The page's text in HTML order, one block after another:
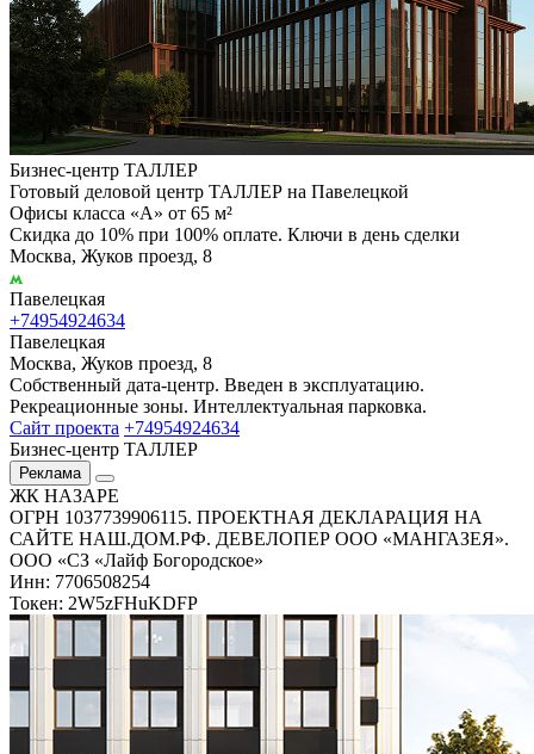
Бизнес-центр ТАЛЛЕР
Готовый деловой центр ТАЛЛЕР на Павелецкой
Офисы класса «А» от 65 м²
Скидка до 10% при 100% оплате. Ключи в день сделки
Москва, Жуков проезд, 8
Павелецкая
+74954924634
Павелецкая
Москва, Жуков проезд, 8
Собственный дата-центр. Введен в эксплуатацию.
Рекреационные зоны. Интеллектуальная парковка.
Сайт проекта +74954924634
Бизнес-центр ТАЛЛЕР
Реклама
ЖК НАЗАРЕ
ОГРН 1037739906115. ПРОЕКТНАЯ ДЕКЛАРАЦИЯ НА
САЙТЕ НАШ.ДОМ.РФ. ДЕВЕЛОПЕР ООО «МАНГАЗЕЯ».
ООО «СЗ «Лайф Богородское»
Инн: 7706508254
Токен: 2W5zFHuKDFP